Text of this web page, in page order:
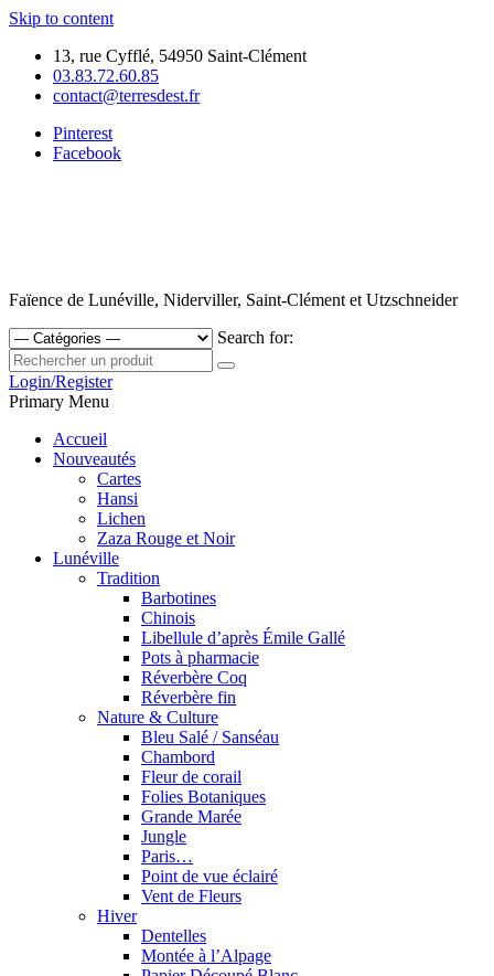
Skip to content
13, rue Cyfflé, 54950 Saint-Clément
03.83.72.60.85
contact@terresdest.fr
Pinterest
Facebook
Faïence de Lunéville, Niderviller, Saint-Clément et Utzschneider
Search for:
Login/Register
Primary Menu
Accueil
Nouveautés
Cartes
Hansi
Lichen
Zaza Rouge et Noir
Lunéville
Tradition
Barbotines
Chinois
Libellule d’après Émile Gallé
Pots à pharmacie
Réverbère Coq
Réverbère fin
Nature & Culture
Bleu Salé / Sanséau
Chambord
Fleur de corail
Folies Botaniques
Grande Marée
Jungle
Paris…
Point de vue éclairé
Vent de Fleurs
Hiver
Dentelles
Montée à l’Alpage